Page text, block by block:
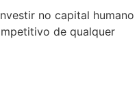
no capital humano
de qualquer